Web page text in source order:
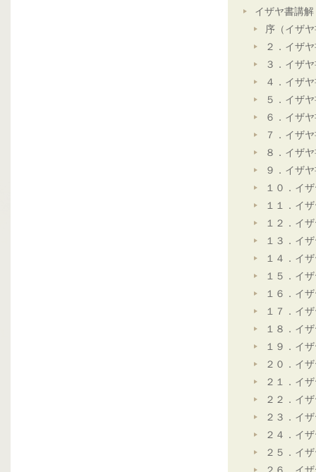
イザヤ書講解
序（イザ
２．イザ
３．イザ
４．イザ
５．イザ
６．イザ
７．イザ
８．イザ
９．イザ
１０．イ
１１．イ
１２．イ
１３．イ
１４．イ
１５．イ
１６．イ
１７．イ
１８．イ
１９．イ
２０．イ
２１．イ
２２．イ
２３．イ
２４．イ
２５．イ